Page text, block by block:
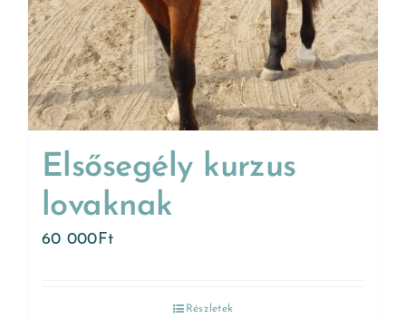
Elsősegély kurzus
lovaknak
60 000 Ft
Részletek